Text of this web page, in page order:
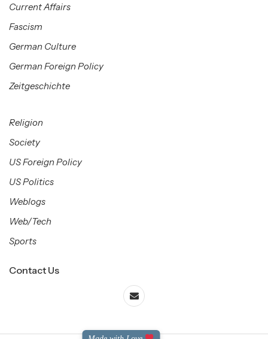
Current Affairs
Fascism
German Culture
German Foreign Policy
Zeitgeschichte
Religion
Society
US Foreign Policy
US Politics
Weblogs
Web/Tech
Sports
Contact Us